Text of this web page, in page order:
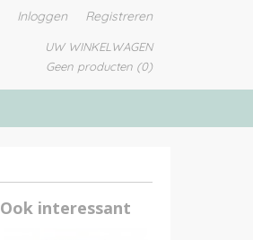
Inloggen Registreren
UW WINKELWAGEN
Geen producten (0)
Ook interessant